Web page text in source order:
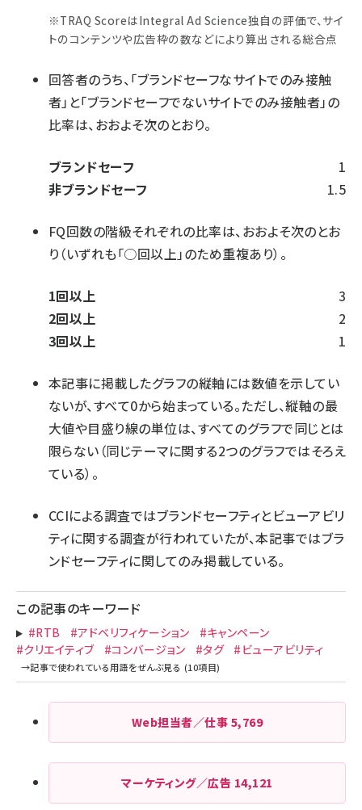
※TRAQ ScoreはIntegral Ad Science独自の評価で、サイ
トのコンテンツや広告枠の数などにより算出される総合点
回答者のうち、「ブランドセーフなサイトでのみ接触
者」と「ブランドセーフでないサイトでのみ接触者」の
比率は、おおよそ次のとおり。
ブランドセーフ
1
非ブランドセーフ
1.5
FQ回数の階級それぞれの比率は、おおよそ次のとお
り（いずれも「○回以上」のため重複あり）。
1回以上
3
2回以上
2
3回以上
1
本記事に掲載したグラフの縦軸には数値を示してい
ないが、すべて0から始まっている。ただし、縦軸の最
大値や目盛り線の単位は、すべてのグラフで同じとは
限らない（同じテーマに関する2つのグラフではそろえ
ている）。
CCIによる調査ではブランドセーフティとビューアビリ
ティに関する調査が行われていたが、本記事ではブラ
ンドセーフティに関してのみ掲載している。
この記事のキーワード
#RTB #アドベリフィケーション
#キャンペーン
#クリエイティブ
#コンバージョン #タグ #ビューアビリティ
Web担当者／仕事 5,769
マーケティング／広告 14,121